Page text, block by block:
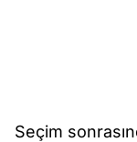
Seçim